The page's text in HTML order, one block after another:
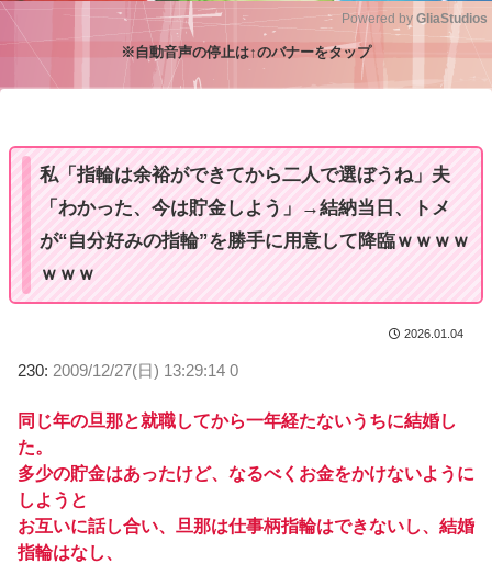
Powered by GliaStudios
※自動音声の停止は↑のバナーをタップ
私「指輪は余裕ができてから二人で選ぼうね」夫
「わかった、今は貯金しよう」→結納当日、トメ
が“自分好みの指輪”を勝手に用意して降臨ｗｗｗｗ
ｗｗｗ
2026.01.04
230: 2009/12/27(日) 13:29:14 0
同じ年の旦那と就職してから一年経たないうちに結婚し
た。
多少の貯金はあったけど、なるべくお金をかけないように
しようと
お互いに話し合い、旦那は仕事柄指輪はできないし、結婚
指輪はなし、